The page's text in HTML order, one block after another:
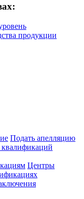
продукции
Подать апелляцию
Центры